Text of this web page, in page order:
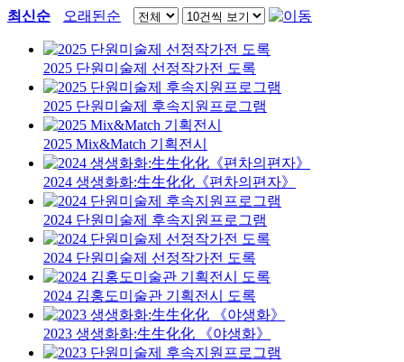
최신순 오래된순
2025 단원미술제 선정작가전 도록
2025 단원미술제 후속지원프로그램
2025 Mix&Match 기획전시
2024 생생화화:生生化化《편차의편자》
2024 단원미술제 후속지원프로그램
2024 단원미술제 선정작가전 도록
2024 김홍도미술관 기획전시 도록
2023 생생화화:生生化化 《야생화》